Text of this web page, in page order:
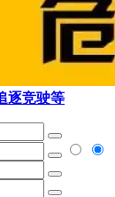
逐竞驶等